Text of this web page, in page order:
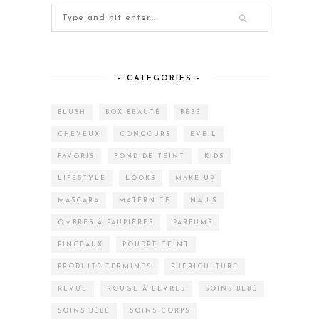
– CATEGORIES –
BLUSH BOX BEAUTÉ BÉBÉ
CHEVEUX CONCOURS EVEIL
FAVORIS FOND DE TEINT KIDS
LIFESTYLE LOOKS MAKE-UP
MASCARA MATERNITÉ NAILS
OMBRES À PAUPIÈRES PARFUMS
PINCEAUX POUDRE TEINT
PRODUITS TERMINÉS PUÉRICULTURE
REVUE ROUGE À LÈVRES SOINS BÉBÉ
SOINS BÉBÉ SOINS CORPS